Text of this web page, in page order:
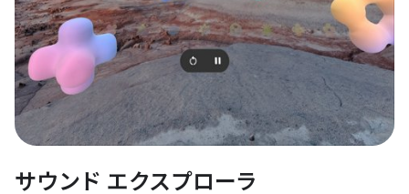
サウンド エクスプローラ